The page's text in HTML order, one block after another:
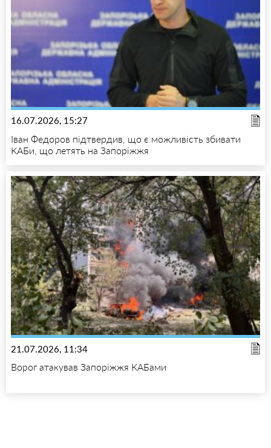
16.07.2026, 15:27
Іван Федоров підтвердив, що є можливість збивати
КАБи, що летять на Запоріжжя
21.07.2026, 11:34
Ворог атакував Запоріжжя КАБами